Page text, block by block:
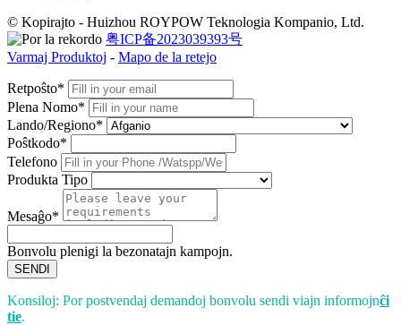
© Kopirajto - Huizhou ROYPOW Teknologia Kompanio, Ltd.
粤ICP备2023039393号
Varmaj Produktoj - Mapo de la retejo
Retpoŝto*
Plena Nomo*
Lando/Regiono*
Poŝtkodo*
Telefono
Produkta Tipo
Mesaĝo*
Bonvolu plenigi la bezonatajn kampojn.
SENDI
Konsiloj: Por postvendaj demandoj bonvolu sendi viajn informojnĉi
tie.